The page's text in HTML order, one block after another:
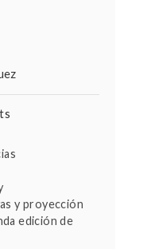
y proyección
edición de